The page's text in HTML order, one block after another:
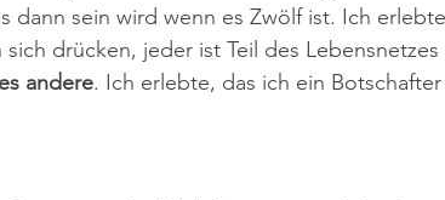
dann sein wird wenn es Zwölf ist. Ich
drücken, jeder ist Teil des Lebensnetzes
andere. Ich erlebte, das ich ein